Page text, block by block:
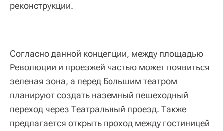
реконструкции.
Согласно данной концепции, между площадью
Революции и проезжей частью может появиться
зеленая зона, а перед Большим театром
планируют создать наземный пешеходный
переход через Театральный проезд. Также
предлагается открыть проход между гостиницей